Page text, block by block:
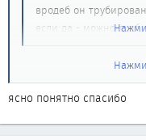
вродеб он
если да - можно
ставили на Максимы до
ясно понятно спасибо